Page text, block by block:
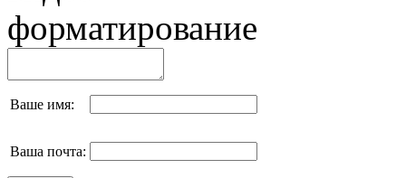
форматирование
Ваше имя:
Ваша почта: